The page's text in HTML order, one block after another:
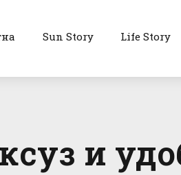
Sun Story Life Story
и